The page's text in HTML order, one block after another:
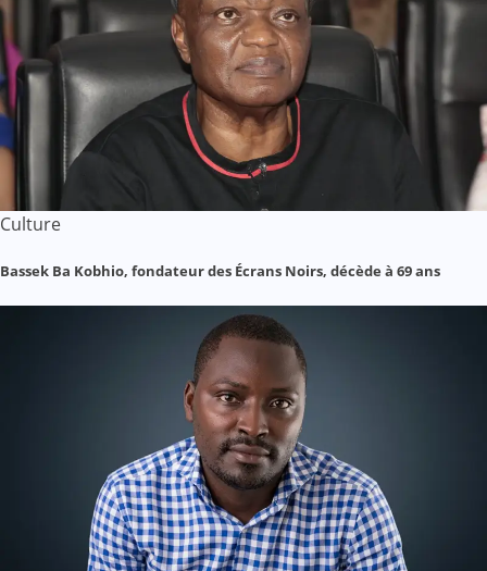
Culture
Bassek Ba Kobhio, fondateur des Écrans Noirs, décède à 69 ans